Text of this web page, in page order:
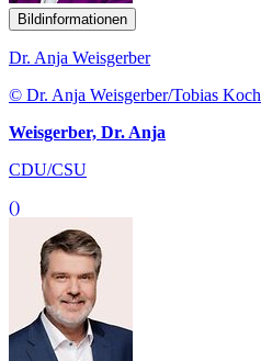
Bildinformationen
Dr. Anja Weisgerber
© Dr. Anja Weisgerber/Tobias Koch
Weisgerber, Dr. Anja
CDU/CSU
()